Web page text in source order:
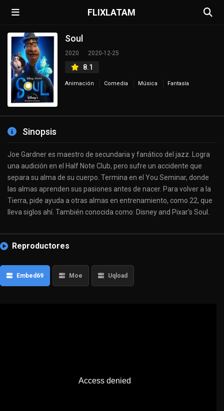
FLIXLATAM
Soul
2020 2020-12-25
8.1
Animación Comedia Música Fantasía
Sinopsis
Joe Gardner es maestro de secundaria y fanático del jazz. Logra
una audición en el Half Note Club, pero sufre un accidente que
separa su alma de su cuerpo. Termina en el You Seminar, donde
las almas aprenden sus pasiones antes de nacer. Para volver a la
Tierra, pide ayuda a otras almas en entrenamiento, como 22, que
lleva siglos ahí. También conocida como: Disney and Pixar's Soul.
Reproductores
Embed69 Moe Uqload